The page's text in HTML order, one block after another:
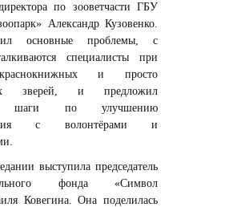
по зооветчасти ГБУ
Александр Кузовенко.
основные проблемы, с
специалисты при
и просто
зверей, и предложил
шаги по улучшению
с волонтёрами и
выступила председатель
фонда «Символ
Ковегина. Она поделилась